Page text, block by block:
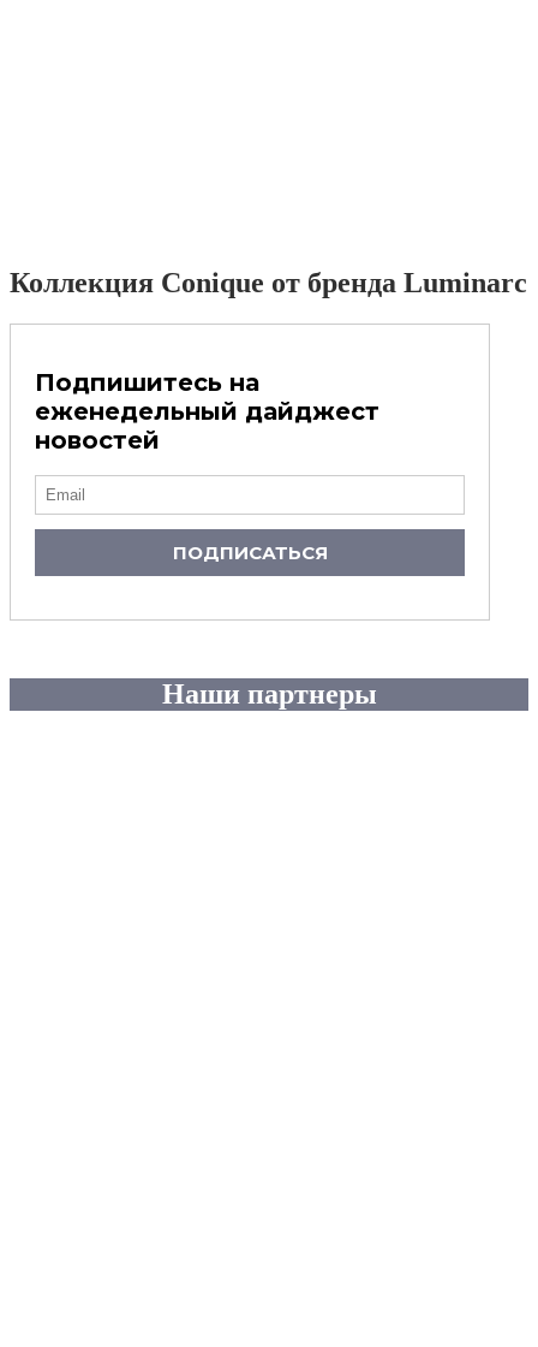
Коллекция Conique от бренда Luminarc
Подпишитесь на
еженедельный дайджест
новостей
ПОДПИСАТЬСЯ
Наши партнеры